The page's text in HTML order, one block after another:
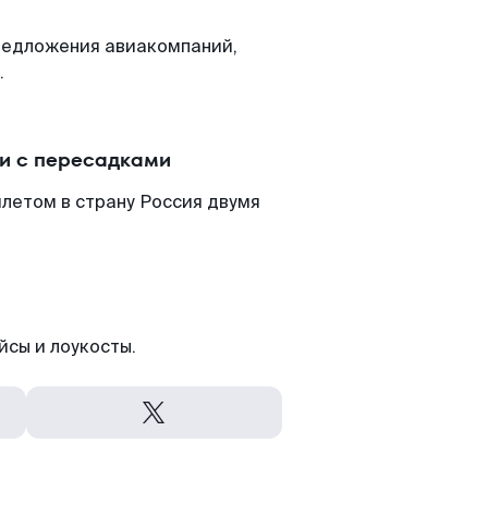
авиакомпаний,
с пересадками
в страну Россия двумя
и лоукосты.